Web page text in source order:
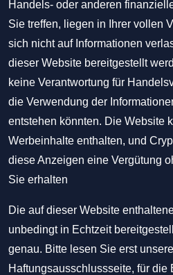
Handels- oder anderen
Sie treffen, liegen in Ihrer vollen
sich nicht auf Informationen
dieser Website bereitgestellt
keine Verantwortung für
die Verwendung der
entstehen könnten. Die Website
Werbeinhalte enthalten, und
diese Anzeigen eine Vergütung
Sie erhalten
Die auf dieser Website
unbedingt in Echtzeit
genau. Bitte lesen Sie erst unsere
Haftungsausschlussseite, für die